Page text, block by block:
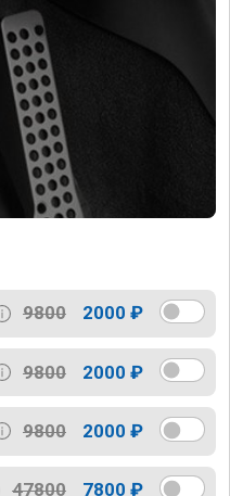
9800 2000 ₽
9800 2000 ₽
9800 2000 ₽
47800 7800 ₽